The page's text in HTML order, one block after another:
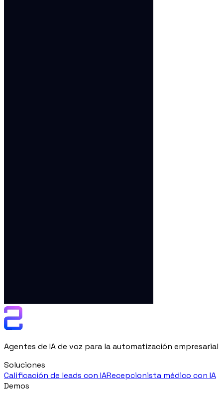
Agentes de IA de voz para la automatización empresarial
Soluciones
Calificación de leads con IARecepcionista médico con IA
Demos